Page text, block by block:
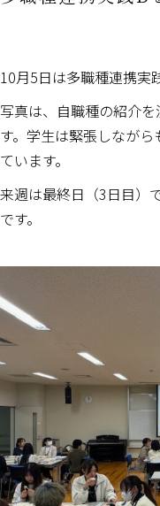
10月5日は多職種連携実
写真は、自職種の紹介
す。学生は緊張しなが
ています。
来週は最終日（3日目）
です。